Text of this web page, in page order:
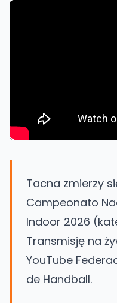
Tacna zmierzy
Campeonato
Indoor 2026
Transmisję na
YouTube
de Handball.